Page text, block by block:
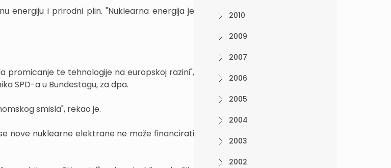
energiju i prirodni plin. "Nuklearna energija je
promicanje te tehnologije na europskoj razini",
SPD-a u Bundestagu, za dpa.
smisla", rekao je.
nove nuklearne elektrane ne može financirati
2010
2009
2007
2006
2005
2004
2003
2002